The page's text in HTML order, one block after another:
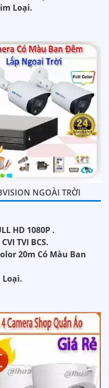
Loại.
NGOÀI TRỜI
HD 1080P .
TVI BCS.
20m Có Màu Ban
Loại.